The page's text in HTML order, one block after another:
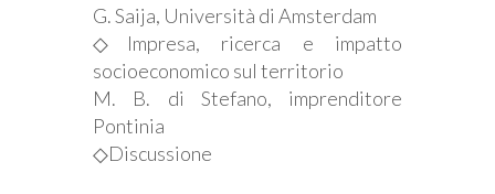
G. Saija, Università di Amsterdam
◇Impresa, ricerca e impatto
socioeconomico sul territorio
M. B. di Stefano, imprenditore
Pontinia
◇Discussione